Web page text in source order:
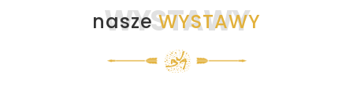
WYSTAWY
naszeWYSTAWY